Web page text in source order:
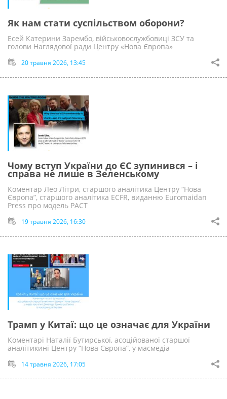
Як нам стати суспільством оборони?
Есей Катерини Зарембо, військовослужбовиці ЗСУ та
голови Наглядової ради Центру «Нова Європа»
20 травня 2026, 13:45
Чому вступ України до ЄС зупинився – і
справа не лише в Зеленському
Коментар Лео Літри, старшого аналітика Центру “Нова
Європа”, старшого аналітика ECFR, виданню Euromaidan
Press про модель PACT
19 травня 2026, 16:30
Трамп у Китаї: що це означає для України
Коментарі Наталії Бутирської, асоційованої старшої
аналітикині Центру “Нова Європа”, у масмедіа
14 травня 2026, 17:05